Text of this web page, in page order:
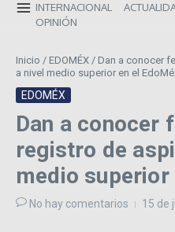
INTERNACIONAL
OPINIÓN
Inicio / EDOMÉX / Dan a conocer
a nivel medio superior en el
EDOMÉX
Dan a conocer
registro de
medio superior
No hay comentarios 15 de